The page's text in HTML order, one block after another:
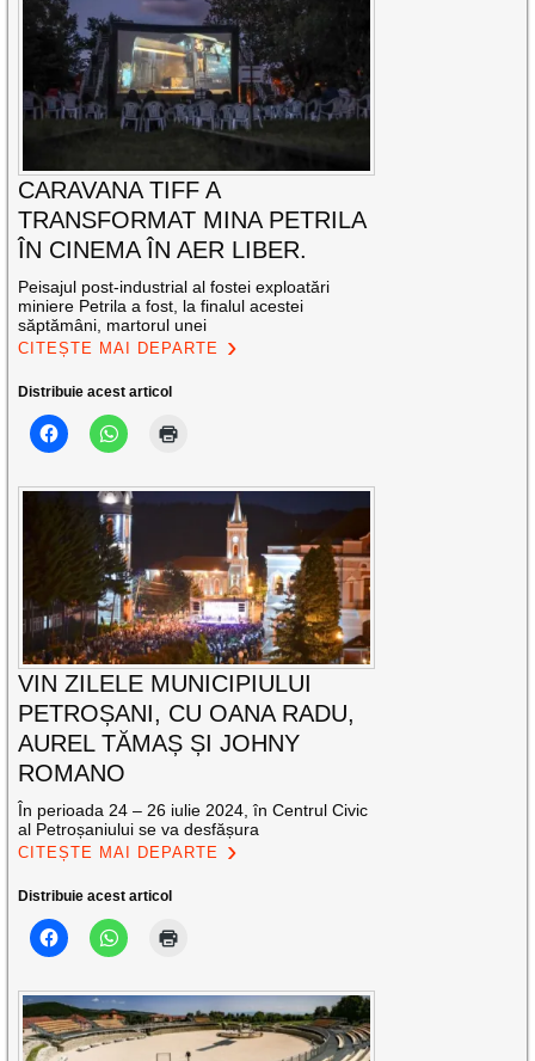
CARAVANA TIFF A
TRANSFORMAT MINA PETRILA
ÎN CINEMA ÎN AER LIBER.
Peisajul post-industrial al fostei exploatări
miniere Petrila a fost, la finalul acestei
săptămâni, martorul unei
CITEȘTE MAI DEPARTE
Distribuie acest articol
VIN ZILELE MUNICIPIULUI
PETROȘANI, CU OANA RADU,
AUREL TĂMAȘ ȘI JOHNY
ROMANO
În perioada 24 – 26 iulie 2024, în Centrul Civic
al Petroșaniului se va desfășura
CITEȘTE MAI DEPARTE
Distribuie acest articol